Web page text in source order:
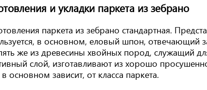
и укладки паркета из зебрано
паркета из зебрано стандартная.
в основном, еловый шпон, отвечающий
же из древесины хвойных пород, служащий
слой, изготавливают из хорошо
основном зависит, от класса паркета.